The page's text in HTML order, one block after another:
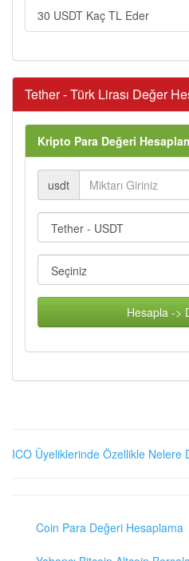
30 USDT Kaç TL Eder
Tether - Türk Lirası Değer
Kripto Para Değeri
usdt
Hesapla ->
ICO Üyeliklerinde Özellikle Nelere
Coin Para Değeri Hesaplama